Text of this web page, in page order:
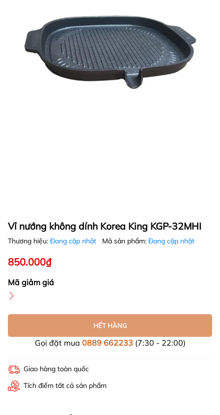
Vỉ nướng không dính Korea King KGP-32MHI
Thương hiệu: Đang cập nhật Mã sản phẩm: Đang cập nhật
850.000₫
Mã giảm giá
HẾT HÀNG
Gọi đặt mua 0889 662233(7:30 - 22:00)
Giao hàng toàn quốc
Tích điểm tất cả sản phẩm